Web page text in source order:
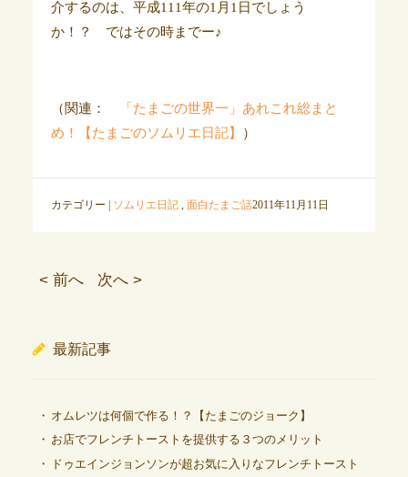
介するのは、平成111年の1月1日でしょう
か！？ ではその時までー♪
（関連：
「たまごの世界一」あれこれ総まと
め！【たまごのソムリエ日記】
）
カテゴリー | ソムリエ日記, 面白たまご話2011年11月11日
< 前へ 次へ >
最新記事
オムレツは何個で作る！？【たまごのジョーク】
お店でフレンチトーストを提供する３つのメリット
ドゥエインジョンソンが超お気に入りなフレンチトースト